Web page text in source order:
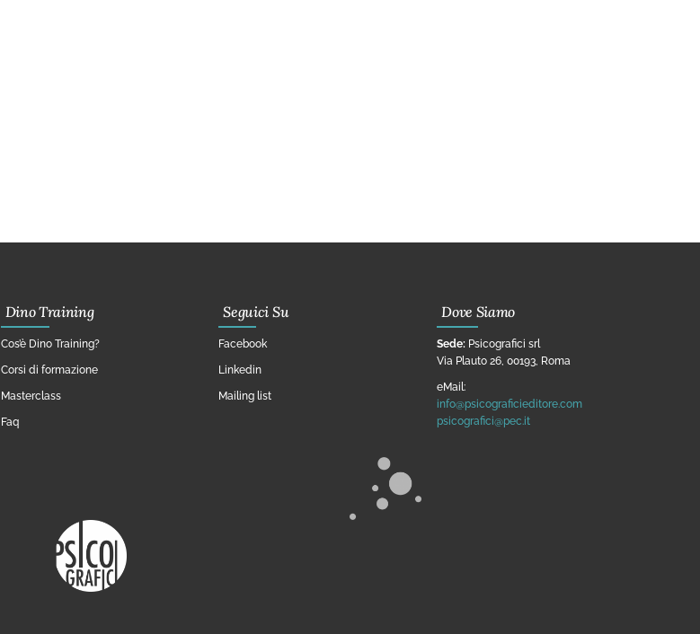
Dino Training
Cos’è Dino Training?
Corsi di formazione
Masterclass
Faq
Seguici Su
Facebook
Linkedin
Mailing list
Dove Siamo
Sede: Psicografici srl
Via Plauto 26, 00193, Roma
eMail:
info@psicograficieditore.com
psicografici@pec.it